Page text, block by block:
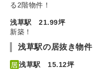
る2階物件！
浅草駅 21.99坪
新築！
浅草駅の居抜き物件
浅草駅 15.12坪